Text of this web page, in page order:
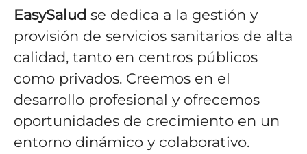
EasySalud se dedica a la gestión y
provisión de servicios sanitarios de alta
calidad, tanto en centros públicos
como privados. Creemos en el
desarrollo profesional y ofrecemos
oportunidades de crecimiento en un
entorno dinámico y colaborativo.